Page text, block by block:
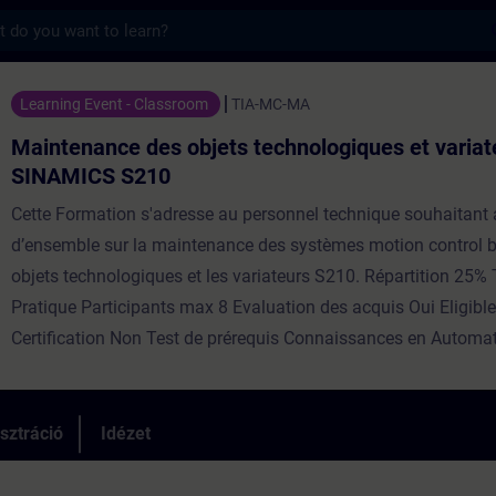
des objets technologiques et
Learning Event - Classroom TIA-MC-MA
Maintenance des objets technologiques et
SINAMICS S210
Cette Formation s'adresse au personnel technique souhaitant
d’ensemble sur la maintenance des systèmes motion control
objets technologiques et les variateurs S210. Répartition 25%
Pratique Participants max 8 Evaluation des acquis Oui
Certification Non Test de prérequis Connaissances en
Idézet